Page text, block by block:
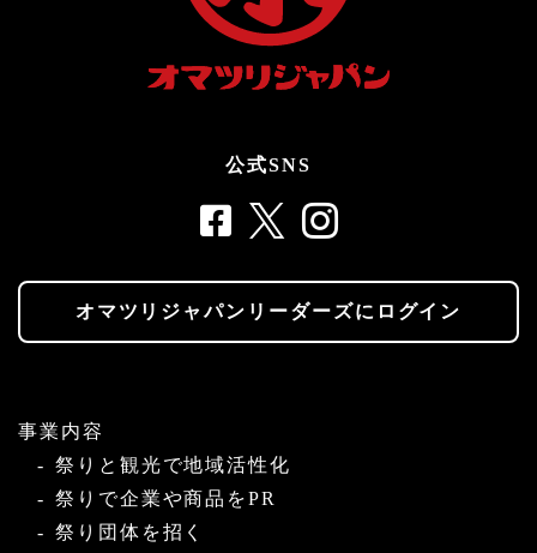
公式SNS
オマツリジャパンリーダーズにログイン
事業内容
祭りと観光で地域活性化
祭りで企業や商品をPR
祭り団体を招く